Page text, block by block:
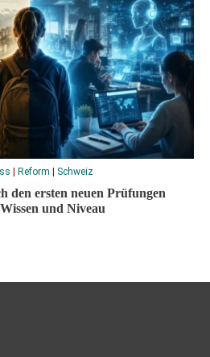
| Reform | Schweiz
den ersten neuen Prüfungen
und Niveau